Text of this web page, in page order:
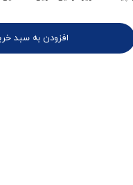
افزودن به سبد